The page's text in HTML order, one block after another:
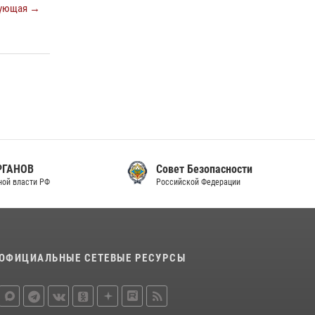
→
В Росгвардии прошла военно-научная
08 июля 2026, 07:01
Совет Безопасности
Российской Федерации
СЕТЕВЫЕ РЕСУРСЫ